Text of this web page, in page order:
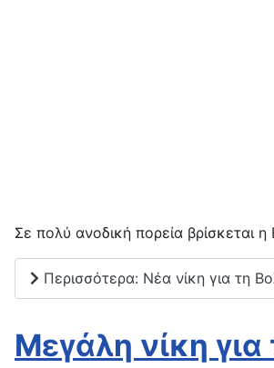
Σε πολύ ανοδική πορεία βρίσκεται η
Περισσότερα: Νέα νίκη για τη
Μεγάλη νίκη